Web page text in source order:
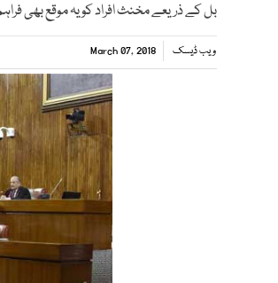
بل کے ذریعے مخنث افراد کو یہ موقع بھی
ویب ڈیسک March 07, 2018